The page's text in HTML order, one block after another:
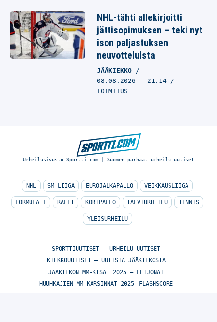
NHL-tähti allekirjoitti
jättisopimuksen – teki nyt
ison paljastuksen
neuvotteluista
JÄÄKIEKKO
08.08.2026 - 21:14
TOIMITUS
Urheilusivusto Sportti.com | Suomen parhaat urheilu-uutiset
NHL SM-LIIGA EUROJALKAPALLO VEIKKAUSLIIGA
FORMULA 1 RALLI KORIPALLO TALVIURHEILU TENNIS
YLEISURHEILU
SPORTTIUUTISET – URHEILU-UUTISET
KIEKKOUUTISET – UUTISIA JÄÄKIEKOSTA
JÄÄKIEKON MM-KISAT 2025 – LEIJONAT
HUUHKAJIEN MM-KARSINNAT 2025
FLASHSCORE